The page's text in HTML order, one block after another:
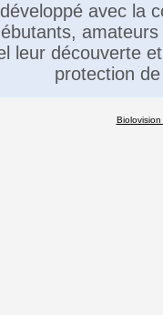
avec la
leur découverte
protection
Biolovision